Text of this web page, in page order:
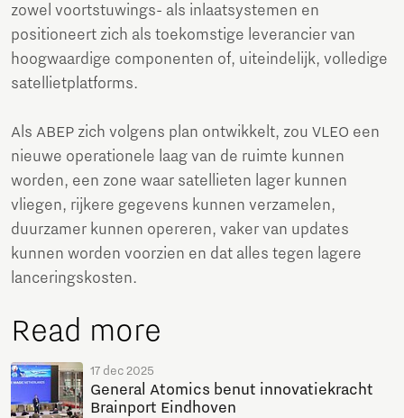
zowel voortstuwings- als inlaatsystemen en
positioneert zich als toekomstige leverancier van
hoogwaardige componenten of, uiteindelijk, volledige
satellietplatforms.
Als ABEP zich volgens plan ontwikkelt, zou VLEO een
nieuwe operationele laag van de ruimte kunnen
worden, een zone waar satellieten lager kunnen
vliegen, rijkere gegevens kunnen verzamelen,
duurzamer kunnen opereren, vaker van updates
kunnen worden voorzien en dat alles tegen lagere
lanceringskosten.
Read more
17 dec 2025
General Atomics benut innovatiekracht
Brainport Eindhoven